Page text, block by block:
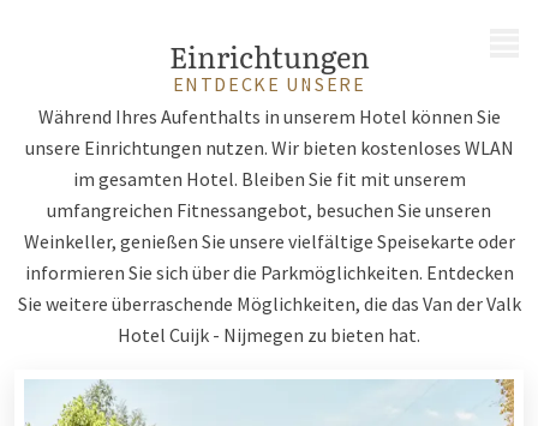
Einrichtungen
ENTDECKE UNSERE
Während Ihres Aufenthalts in unserem Hotel können Sie
unsere Einrichtungen nutzen. Wir bieten kostenloses WLAN
im gesamten Hotel. Bleiben Sie fit mit unserem
umfangreichen Fitnessangebot, besuchen Sie unseren
Weinkeller, genießen Sie unsere vielfältige Speisekarte oder
informieren Sie sich über die Parkmöglichkeiten. Entdecken
Sie weitere überraschende Möglichkeiten, die das Van der Valk
Hotel Cuijk - Nijmegen zu bieten hat.